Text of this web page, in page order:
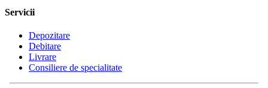
Servicii
Depozitare
Debitare
Livrare
Consiliere de specialitate